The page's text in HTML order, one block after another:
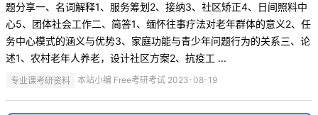
题分享一、名词解释1、服务筹划2、接纳3、社区矫正4、日间照料中
心5、团体社会工作二、简答1、缅怀往事疗法对老年群体的意义2、任
务中心模式的涵义与优势3、家庭功能与青少年问题行为的关系三、论
述1、农村老年人养老，设计社区方案2、抗疫工 ...
专业课考研资料 本站小编 Free考研考试 2023-08-19